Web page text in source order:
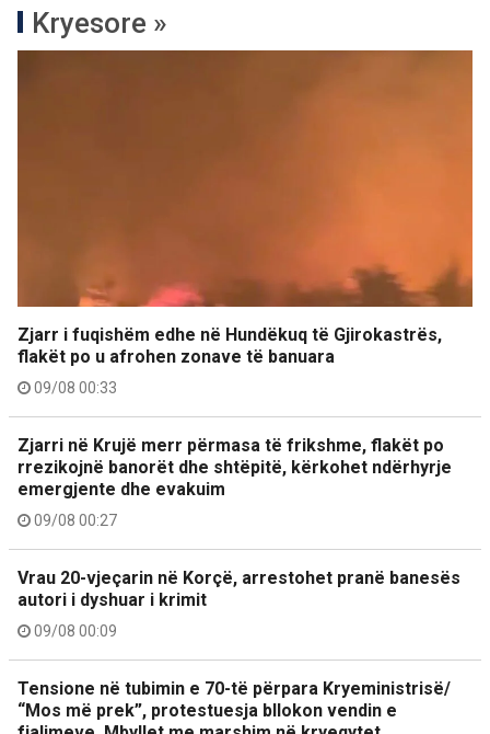
Kryesore »
Zjarr i fuqishëm edhe në Hundëkuq të Gjirokastrës,
flakët po u afrohen zonave të banuara
09/08 00:33
Zjarri në Krujë merr përmasa të frikshme, flakët po
rrezikojnë banorët dhe shtëpitë, kërkohet ndërhyrje
emergjente dhe evakuim
09/08 00:27
Vrau 20-vjeçarin në Korçë, arrestohet pranë banesës
autori i dyshuar i krimit
09/08 00:09
Tensione në tubimin e 70-të përpara Kryeministrisë/
“Mos më prek”, protestuesja bllokon vendin e